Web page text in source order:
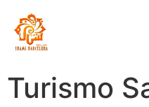
Turismo